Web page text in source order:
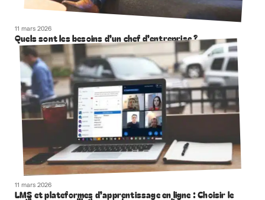
11 mars 2026
Quels sont les besoins d’un chef d’entreprise ?
11 mars 2026
LMS et plateformes d’apprentissage en ligne : Choisir le